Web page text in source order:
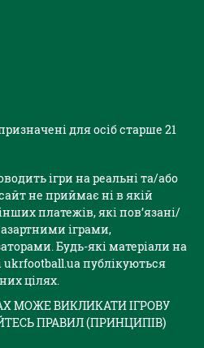
для осіб старше 21
ігри на реальні та/або
не приймає ні в якій
платежів, які пов’язані/
іграми,
Будь-які матеріали на
ukrfootball.ua публікуються
цілях.
МОЖЕ ВИКЛИКАТИ ІГРОВУ
ПРАВИЛ (ПРИНЦИПІВ)